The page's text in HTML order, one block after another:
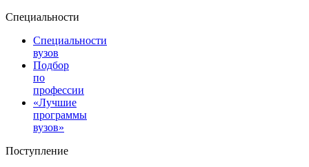
Специальности
Специальности
вузов
Подбор
по
профессии
«Лучшие
программы
вузов»
Поступление